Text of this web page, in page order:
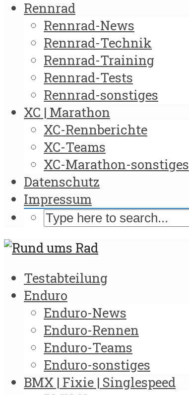
Rennrad
Rennrad-News
Rennrad-Technik
Rennrad-Training
Rennrad-Tests
Rennrad-sonstiges
XC | Marathon
XC-Rennberichte
XC-Teams
XC-Marathon-sonstiges
Datenschutz
Impressum
Testabteilung
Enduro
Enduro-News
Enduro-Rennen
Enduro-Teams
Enduro-sonstiges
BMX | Fixie | Singlespeed